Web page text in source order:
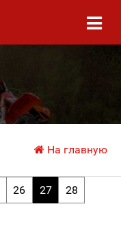
На главную
26 27 28